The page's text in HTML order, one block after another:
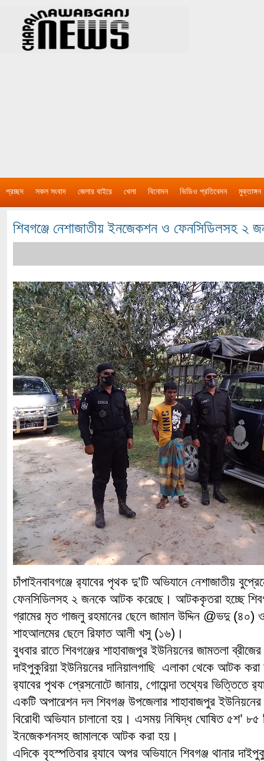
প্রচ্ছদ সকল সংবাদ জেলার বাইরে খেলা বিনোদন ভিডিও প্রতিবেদন মুক্তাঙ্গন
শিবগঞ্জে নেশাজাতীয় ইনজেকশন ও ফেনসিডিলসহ ২
চাঁপাইনবাবগঞ্জে র‌্যাবের পৃথক দু’টি অভিযানে নেশাজাতীয়
ফেনসিডিলসহ ২ জনকে আটক করেছে। আটককৃতরা হচ্ছে
গ্রামের মৃত গাজলু রহমানের ছেলে জামাল উদ্দিন @ভদু (৪০) ও
শাহআলমের ছেলে রিফাত আলী খসু (১৬)।
বুধবার রাতে শিবগঞ্জের শাহাবাজপুর ইউনিয়নের জামতলা
দাইপুকুরিয়া ইউনিয়নের দানিয়ালগাছি এলাকা থেকে আটক
র‌্যাবের পৃথক প্রেসনোটে জানায়, গোয়েন্দা তথ্যের ভিত্তিতে
একটি অপারেশন দল শিবগঞ্জ উপজেলার শাহাবাজপুর
বিরোধী অভিযান চালানো হয়। এসময় নিষিদ্ধ ঘোষিত ৫শ’ ৮৫
ইনজেকশনসহ জামালকে আটক করা হয়।
এদিকে বৃহস্পতিবার র‌্যাবে অপর অভিযানে শিবগঞ্জ থানার